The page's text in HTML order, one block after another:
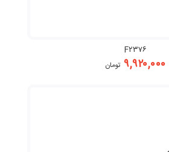
F۲۳۷۶
۹,۹۲۰,۰۰۰ تومان